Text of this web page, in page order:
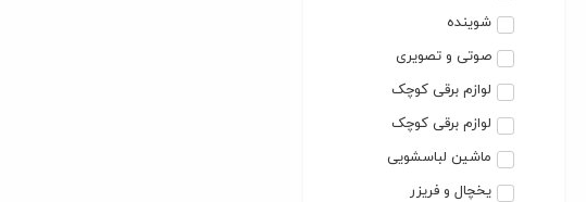
شوینده
صوتی و تصویری
لوازم برقی کوچک
لوازم برقی کوچک
ماشین لباسشویی
یخچال و فریزر